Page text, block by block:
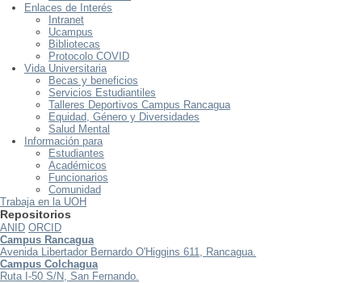
Enlaces de Interés
Intranet
Ucampus
Bibliotecas
Protocolo COVID
Vida Universitaria
Becas y beneficios
Servicios Estudiantiles
Talleres Deportivos Campus Rancagua
Equidad, Género y Diversidades
Salud Mental
Información para
Estudiantes
Académicos
Funcionarios
Comunidad
Trabaja en la UOH
Repositorios
ANID ORCID
Campus Rancagua
Avenida Libertador Bernardo O'Higgins 611, Rancagua.
Campus Colchagua
Ruta I-50 S/N, San Fernando.